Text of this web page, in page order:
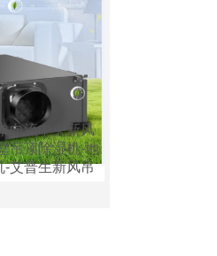
向流中央新风
吊顶除湿机-地
-艾普生新风吊